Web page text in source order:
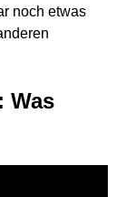
noch etwas
Was